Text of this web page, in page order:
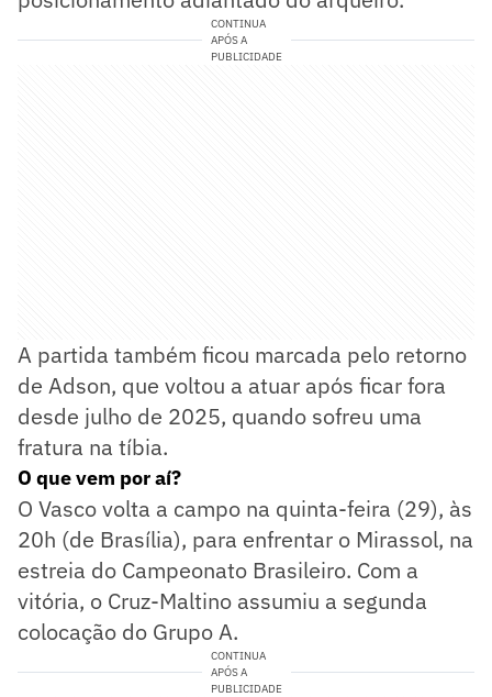
CONTINUA
APÓS A
PUBLICIDADE
A partida também ficou marcada pelo retorno
de Adson, que voltou a atuar após ficar fora
desde julho de 2025, quando sofreu uma
fratura na tíbia.
O que vem por aí?
O Vasco volta a campo na quinta-feira (29), às
20h (de Brasília), para enfrentar o Mirassol, na
estreia do Campeonato Brasileiro. Com a
vitória, o Cruz-Maltino assumiu a segunda
colocação do Grupo A.
CONTINUA
APÓS A
PUBLICIDADE